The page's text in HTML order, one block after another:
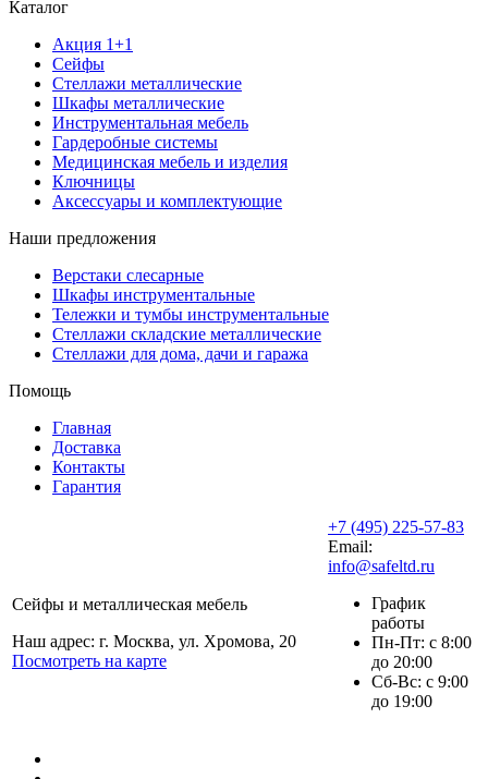
Каталог
Акция 1+1
Сейфы
Стеллажи металлические
Шкафы металлические
Инструментальная мебель
Гардеробные системы
Медицинская мебель и изделия
Ключницы
Аксессуары и комплектующие
Наши предложения
Верстаки слесарные
Шкафы инструментальные
Тележки и тумбы инструментальные
Стеллажи складские металлические
Стеллажи для дома, дачи и гаража
Помощь
Главная
Доставка
Контакты
Гарантия
Сейфы и металлическая мебель
Наш адрес: г. Москва, ул. Хромова, 20
Посмотреть на карте
+7 (495) 225-57-83
Email:
info@safeltd.ru
График
работы
Пн-Пт: с 8:00
до 20:00
Сб-Вс: с 9:00
до 19:00